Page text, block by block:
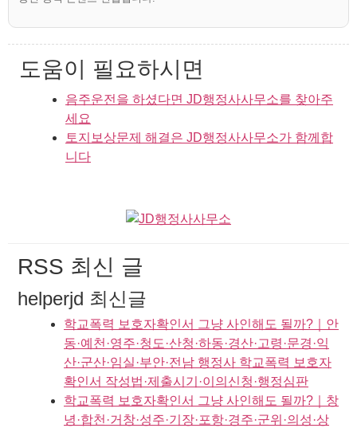
도움이 필요하시면
음주운전을 하셨다면 JD행정사사무소를 찾아주
세요
토지보상문제 해결은 JD행정사사무소가 함께합
니다
RSS 최신 글
helperjd 최신글
학교폭력 보호자확인서 그냥 사인해도 될까?｜안
동·예천·영주·청도·산청·하동·경산·고령·문경·익
산·군산·임실·부안·전남 행정사 학교폭력 보호자
확인서 작성법·제출시기·이의신청·행정심판
학교폭력 보호자확인서 그냥 사인해도 될까?｜창
녕·합천·거창·성주·기장·포항·경주·군위·의성·상